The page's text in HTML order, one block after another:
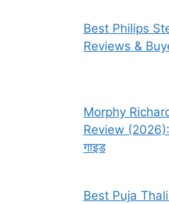
Best Philips
Reviews &
Morphy
Review (2026):
गाइड
Best Puja